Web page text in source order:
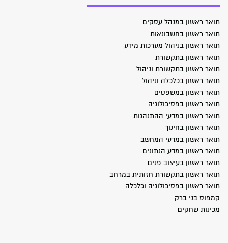
תואר ראשון במנהל עסקים
תואר ראשון בחשבונאות
תואר ראשון בניהול מערכות מידע
תואר ראשון בתקשורת
תואר ראשון בתקשורת וניהול
תואר ראשון בכלכלה וניהול
תואר ראשון במשפטים
תואר ראשון בפסיכולוגיה
תואר ראשון במדעי ההתנהגות
תואר ראשון בחינוך
תואר ראשון במדעי המחשב
תואר ראשון במדע הנתונים
תואר ראשון בעיצוב פנים
תואר ראשון בתקשורת חזותית במרחב
תואר ראשון בפסיכולוגיה וכלכלה
קמפוס בני ברק
מכינות שחקים